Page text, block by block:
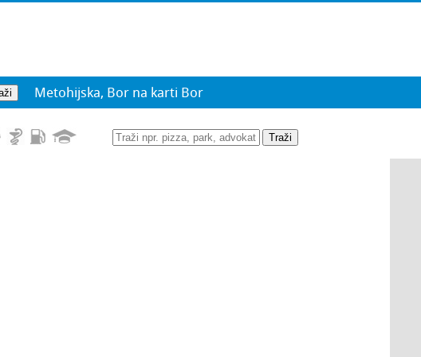
Metohijska, Bor na karti Bor
Traži